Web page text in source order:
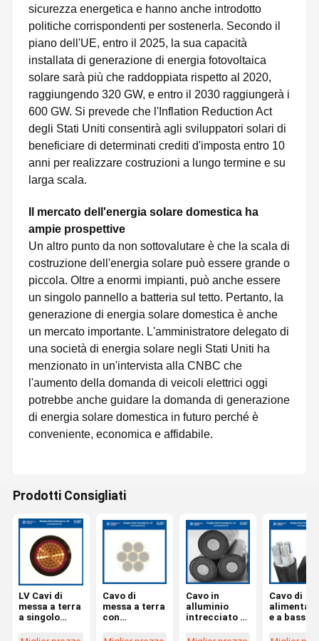
Casa Prodotti Mostra VR Circa Noi
sicurezza energetica e hanno anche introdotto
politiche corrispondenti per sostenerla. Secondo il
piano dell'UE, entro il 2025, la sua capacità
installata di generazione di energia fotovoltaica
solare sarà più che raddoppiata rispetto al 2020,
raggiungendo 320 GW, e entro il 2030 raggiungerà i
600 GW. Si prevede che l'Inflation Reduction Act
degli Stati Uniti consentirà agli sviluppatori solari di
beneficiare di determinati crediti d'imposta entro 10
anni per realizzare costruzioni a lungo termine e su
larga scala.
Il mercato dell'energia solare domestica ha
ampie prospettive
Un altro punto da non sottovalutare è che la scala di
costruzione dell'energia solare può essere grande o
piccola. Oltre a enormi impianti, può anche essere
un singolo pannello a batteria sul tetto. Pertanto, la
generazione di energia solare domestica è anche
un mercato importante. L'amministratore delegato di
una società di energia solare negli Stati Uniti ha
menzionato in un'intervista alla CNBC che
l'aumento della domanda di veicoli elettrici oggi
potrebbe anche guidare la domanda di generazione
di energia solare domestica in futuro perché è
conveniente, economica e affidabile.
Prodotti Consigliati
LV Cavi di
messa a terra
a singolo
bassa
Cavo di
messa a terra
con
trefoli in
Cavo in
alluminio
intrecciato a
tensione
Cavo di
e a bassa
3+1
Un produttore professionale di fili e cavi
Zhenglan Cable Technology Co. Ltd, precedentemente nota
come Henan Zhengzhou Cable Co. Ltd, è una delle più grandi
imprese di spina dorsale dell'industria cinese del filo e dei cavi.Il
capitale registrato della nostra azienda è di circa 32 milioni di
dollari e la nostra sede centrale si trova al 49 ° piano della Torre
industriale di scienza e tecnologia dei cavi di Zhengzhou della